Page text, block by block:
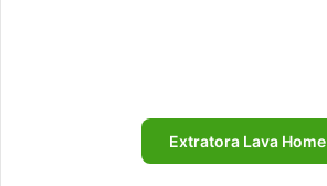
Extratora Lava Home